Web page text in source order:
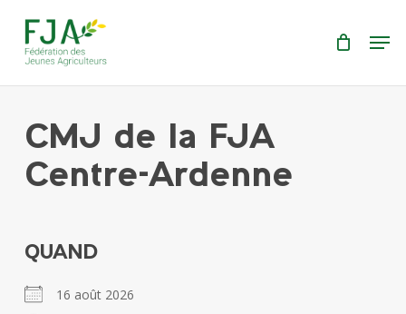
main
content
CMJ de la FJA
Centre-Ardenne
QUAND
16 août 2026